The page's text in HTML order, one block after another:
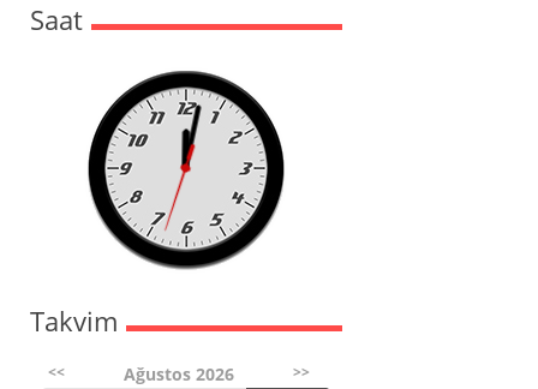
Saat
Takvim
<< Ağustos 2026 >>